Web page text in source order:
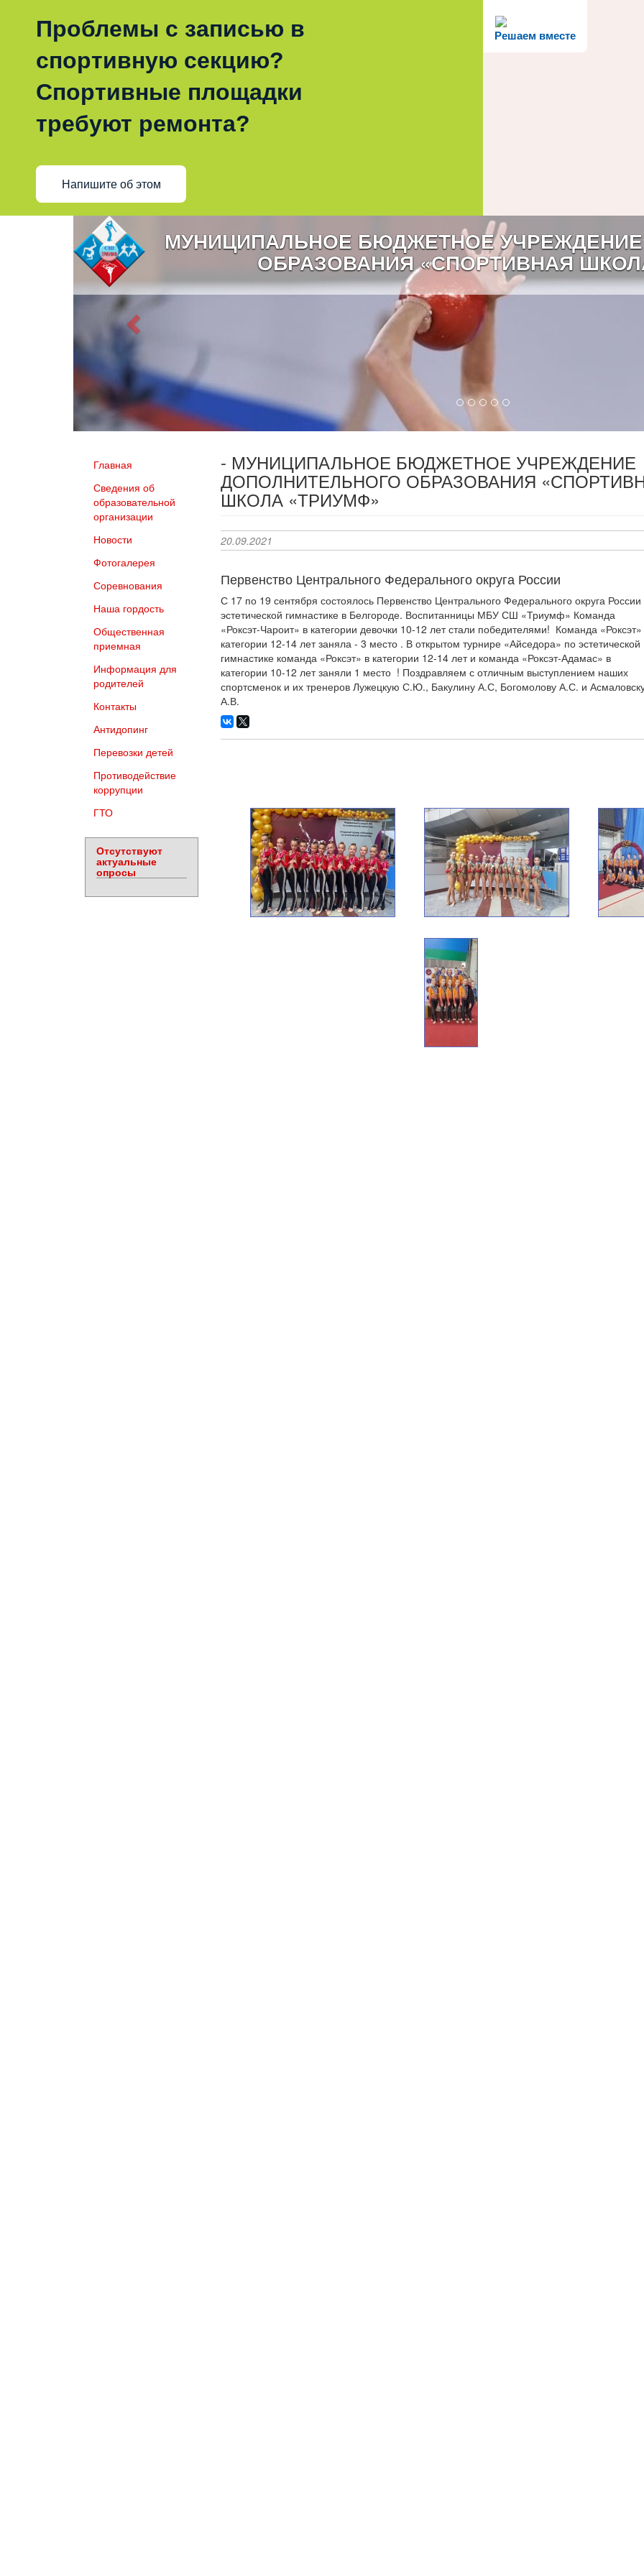
Решаем вместе
Проблемы с записью в
спортивную секцию?
Спортивные площадки
требуют ремонта?
Напишите об этом
МУНИЦИПАЛЬНОЕ БЮДЖЕТНОЕ
ОБРАЗОВАНИЯ «СПОРТИВНАЯ
Главная
Сведения об
образовательной
организации
Новости
Фотогалерея
Соревнования
Наша гордость
Общественная
приемная
Информация для
родителей
Контакты
Антидопинг
Перевозки детей
Противодействие
коррупции
ГТО
Отсутствуют
актуальные
опросы
- МУНИЦИПАЛЬНОЕ БЮДЖЕТНОЕ УЧРЕЖДЕНИЕ
ДОПОЛНИТЕЛЬНОГО ОБРАЗОВАНИЯ
ШКОЛА «ТРИУМФ»
20.09.2021
Первенство Центрального Федерального округа России
С 17 по 19 сентября состоялось Первенство Центрального Федерального округа
эстетической гимнастике в Белгороде. Воспитанницы МБУ СШ «Триумф» Команда
«Роксэт-Чароит» в категории девочки 10-12 лет стали победителями! Команда «Роксэт»
категории 12-14 лет заняла - 3 место . В открытом турнире «Айседора» по эстетической
гимнастике команда «Роксэт» в категории 12-14 лет и команда «Роксэт-Адамас» в
категории 10-12 лет заняли 1 место ! Поздравляем с отличным выступлением наших
спортсменок и их тренеров Лужецкую С.Ю., Бакулину А.С, Богомолову А.С. и
А.В.